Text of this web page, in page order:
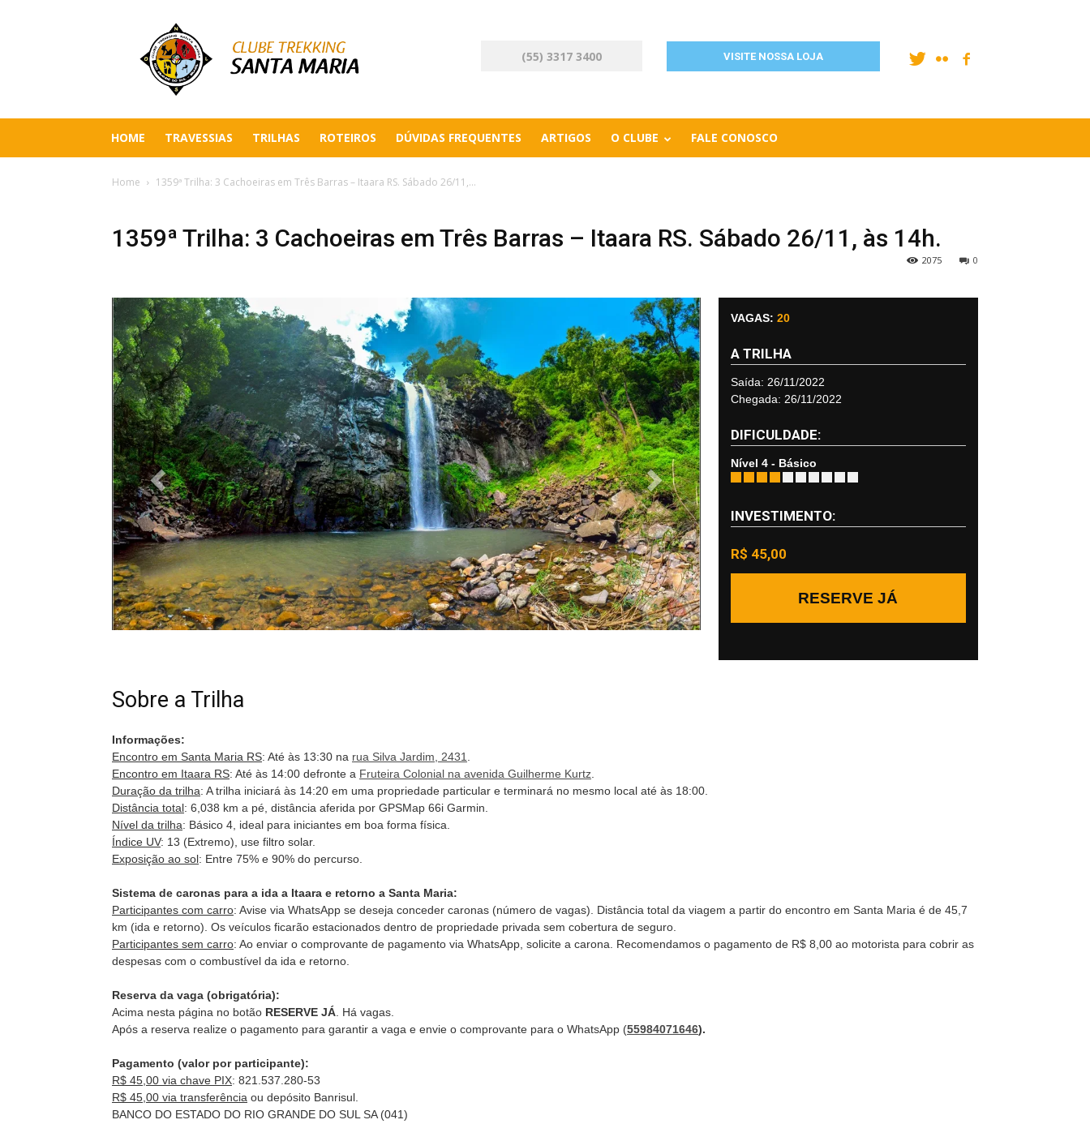
(55) 3317 3400 VISITE NOSSA LOJA
HOME TRAVESSIAS TRILHAS ROTEIROS DÚVIDAS FREQUENTES ARTIGOS O CLUBE FALE CONOSCO
Home 1359ª Trilha: 3 Cachoeiras em Três Barras – Itaara RS. Sábado 26/11,...
1359ª Trilha: 3 Cachoeiras em Três Barras – Itaara RS. Sábado 26/11, às 14h.
0
2075
Previous Next
VAGAS: 20
A TRILHA
Saída: 26/11/2022
Chegada: 26/11/2022
DIFICULDADE:
Nível 4 - Básico
INVESTIMENTO:
R$ 45,00
RESERVE JÁ
Sobre a Trilha
Informações:
Encontro em Santa Maria RS: Até às 13:30 na rua Silva Jardim, 2431
Encontro em Itaara RS: Até às 14:00 defronte a Fruteira Colonial na avenida Guilherme Kurtz
Duração da trilha: A trilha iniciará às 14:20 em uma propriedade particular e terminará no mesmo local até às 18:00.
Distância total: 6,038 km a pé, distância aferida por GPSMap 66i Garmin.
Nível da trilha: Básico 4, ideal para iniciantes em boa forma física.
Índice UV: 13 (Extremo), use filtro solar.
Exposição ao sol: Entre 75% e 90% do percurso.
Sistema de caronas para a ida a Itaara e retorno a Santa Maria:
Participantes com carro: Avise via WhatsApp se deseja conceder caronas (número de vagas). Distância total da viagem a partir do encontro em Santa Maria é de 45,7
km (ida e retorno). Os veículos ficarão estacionados dentro de propriedade privada sem cobertura de seguro.
Participantes sem carro: Ao enviar o comprovante de pagamento via WhatsApp, solicite a carona. Recomendamos o pagamento de R$ 8,00 ao motorista para cobrir as
despesas com o combustível da ida e retorno.
Reserva da vaga (obrigatória):
Acima nesta página no botão RESERVE JÁ . Há vagas.
Após a reserva realize o pagamento para garantir a vaga e envie o comprovante para o WhatsApp (55984071646).
Pagamento (valor por participante):
R$ 45,00 via chave PIX: 821.537.280-53
R$ 45,00 via transferência ou depósito Banrisul.
BANCO DO ESTADO DO RIO GRANDE DO SUL SA (041)